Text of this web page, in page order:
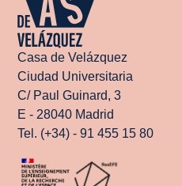
Casa de Velázquez
Ciudad Universitaria
C/ Paul Guinard, 3
E - 28040 Madrid
Tel. (+34) - 91 455 15 80